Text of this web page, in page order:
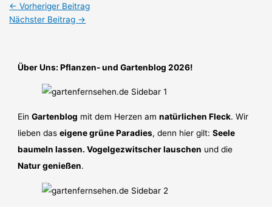
← Vorheriger Beitrag
Nächster Beitrag →
Über Uns: Pflanzen- und Gartenblog 2026!
EinGartenblog mit dem Herzen amnatürlichen Fleck. Wir
lieben daseigene grüne Paradies, denn hier gilt:Seele
baumeln lassen. Vogelgezwitscher lauschen und die
Natur genießen.